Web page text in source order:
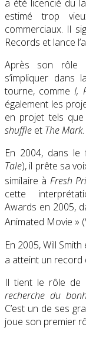
a été licencié du
estimé trop
commerciaux. Il
Records et lance
Après son
s’impliquer
tourne, commeI,
également les
en projet tels
shuffle et The Mark.
En 2004, dans le
Tale), il prête sa
similaire à Fresh
cette
Awards en 2005,
Animated Movie »
En 2005, Will
a atteint un record
Il tient le rôle de
recherche du
C’est un de ses
joue son premier